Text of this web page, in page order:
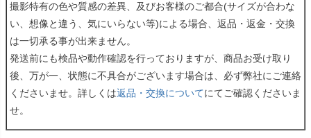
撮影特有の色や質感の差異、及びお客様のご都合(サイズが合わな
い、想像と違う、気にいらない等)による場合、返品・返金・交換
は一切承る事が出来ません。
発送前にも検品や動作確認を行っておりますが、商品お受け取り
後、万が一、状態に不具合がございます場合は、必ず弊社にご連絡
くださいませ。詳しくは返品・交換についてにてご確認くださいま
せ。